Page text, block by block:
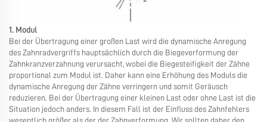
1. Modul
Bei der Übertragung einer großen Last wird die dynamische Anregung
des Zahnradvergriffs hauptsächlich durch die Biegeverformung der
Zahnkranzverzahnung verursacht, wobei die Biegesteifigkeit der Zähne
proportional zum Modul ist. Daher kann eine Erhöhung des Moduls die
dynamische Anregung der Zähne verringern und somit Geräusch
reduzieren. Bei der Übertragung einer kleinen Last oder ohne Last ist die
Situation jedoch anders. In diesem Fall ist der Einfluss des Zahnfehlers
wesentlich größer als der der Zahnverformung. Wir sollten daher den